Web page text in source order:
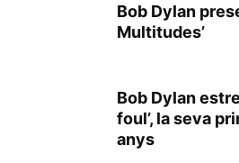
Bob Dylan
Multitudes’
Bob Dylan
foul’, la seva
anys